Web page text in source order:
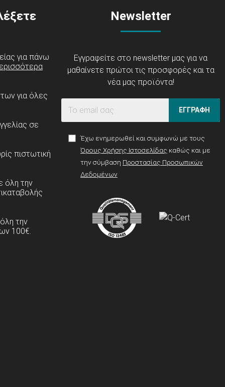
για πάνω
για όλες
σε
πιστωτική
όλη την
την
100€.
Newsletter
Εγγραφείτε στο newsletter μας για να
μαθαίνετε πρώτοι τις προσφορές και τα
νέα μας προϊόντα!
ΕΓΓΡΑΦΗ
Έχω ενημερωθεί και συμφωνώ με τους
Όρους Χρήσης Ιστοσελίδας καθώς και με
την σύμβαση Προστασίας Προσωπικών
Δεδομένων